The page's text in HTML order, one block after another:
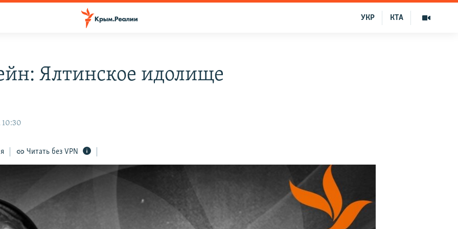
КТА
УКР
Ялтинское идолище
10:30
Читать без VPN